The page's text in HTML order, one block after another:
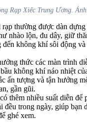
Rạp Xiếc Trung Ương.
thường được dàn
nhào lộn, đu dây, giữ
đến không khí sôi động
thức các màn trình
không khí náo nhiệt
ấn tượng và tận hưởng
gần gũi.
thêm nhiều suất diễn để
đều trong ngày, giúp bạn
ghé xem.